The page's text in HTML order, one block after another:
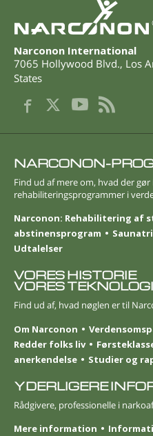
Narconon International
7065 Hollywood Blvd., Los
States
NARCONON-
Find ud af mere om, hvad der
rehabiliteringsprogrammer i
Narconon: Rehabilitering af
abstinensprogram
Udtalelser
VORES HISTORIE
VORES TEKNOLOGI
Find ud af, hvad nøglen er til
Om Narconon
Redder folks liv
anerkendelse
Studier og
YDERLIGERE
Rådgivere, professionelle i
Mere information